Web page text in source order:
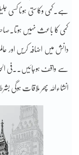
ہے۔کمی وکاستی ہونا کسی
کمی کا باعث نہیں
دانش میں اضافہ کریں اور
سے واقف ہوجائیں۔۔فی
انشاءاللہ پھر ملاقات ہوگی